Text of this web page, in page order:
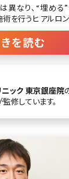
なり、“埋める”
を行うヒアルロン
目されています。
フトについて、他
く解説していただ
されているので
必見。40代後半
付きで、女性だけ
アップは手術
を読む
ック 東京銀座院
監修しています。